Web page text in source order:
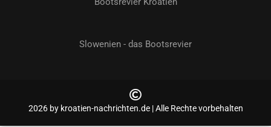
Slowenien - das Bootsrevier
2026 by kroatien-nachrichten.de | Alle Rechte vorbehalten